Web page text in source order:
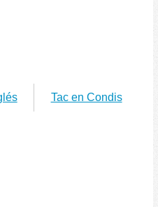
Tac en Condis